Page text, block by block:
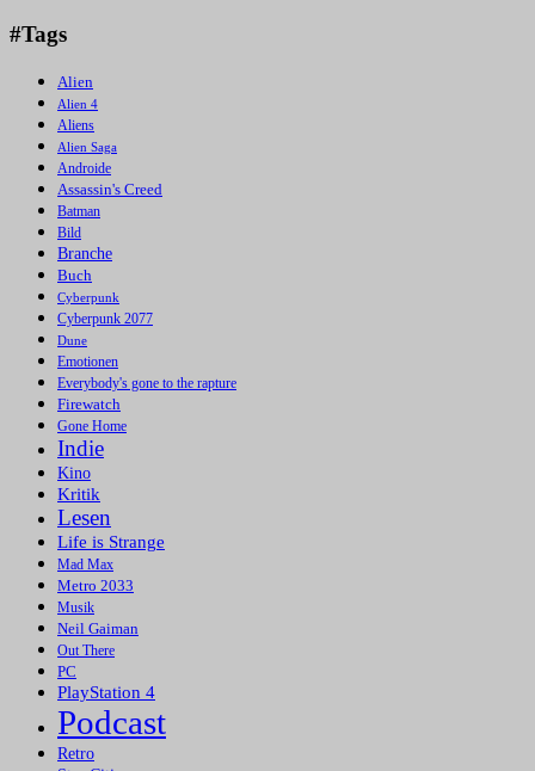
#Tags
Alien
Alien 4
Aliens
Alien Saga
Androide
Assassin's Creed
Batman
Bild
Branche
Buch
Cyberpunk
Cyberpunk 2077
Dune
Emotionen
Everybody's gone to the rapture
Firewatch
Gone Home
Indie
Kino
Kritik
Lesen
Life is Strange
Mad Max
Metro 2033
Musik
Neil Gaiman
Out There
PC
PlayStation 4
Podcast
Retro